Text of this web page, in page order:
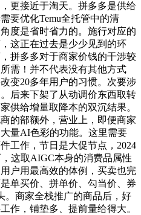
更接近于淘天。拼多多是供给
要优化Temu全托管中的清
度是省时省力的。施行对应的
这正在过去是少少见到的环
拼多多对于商家价钱的干涉较
需！并不代表没有其他方式
变20多年用户的习惯。次要涉
后来下架了从动调价东西取转
供给增量取降本的双沉结果。
的部额外，营业上，即便商家
量AI色彩的功能。这里需要
工作，节日是大促节点，2024
这取AIGC本身的消费品属性
户用最高效的体例，买卖也完
单买价、拼单价、勾当价、券
。商家全栈推广的商品后，好
作，铺垫多、提前量给得大。